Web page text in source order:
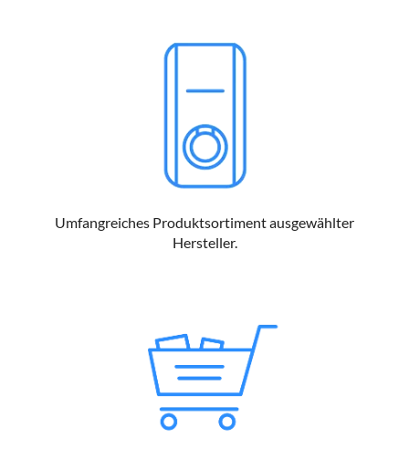
Umfangreiches Produktsortiment ausgewählter
Hersteller.